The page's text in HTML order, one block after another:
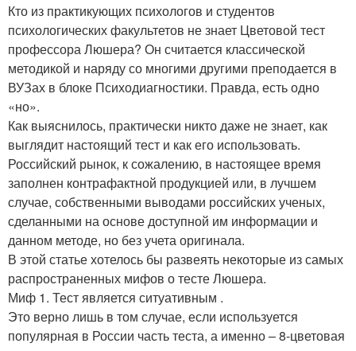
Кто из практикующих психологов и студентов
психологических факультетов не знает Цветовой тест
профессора Люшера? Он считается классической
методикой и наряду со многими другими преподается в
ВУЗах в блоке Психодиагностики. Правда, есть одно
«но».
Как выяснилось, практически никто даже не знает, как
выглядит настоящий тест и как его использовать.
Российский рынок, к сожалению, в настоящее время
заполнен контрафактной продукцией или, в лучшем
случае, собственными выводами российских ученых,
сделанными на основе доступной им информации и
данном методе, но без учета оригинала.
В этой статье хотелось бы развеять некоторые из самых
распространенных мифов о тесте Люшера.
Миф 1. Тест является ситуативным .
Это верно лишь в том случае, если используется
популярная в России часть теста, а именно – 8-цветовая